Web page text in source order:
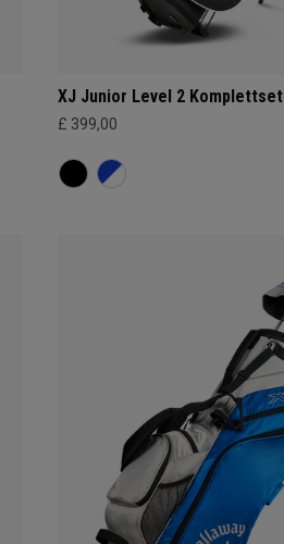
XJ Junior Level 2 Komplettset
£ 399,00